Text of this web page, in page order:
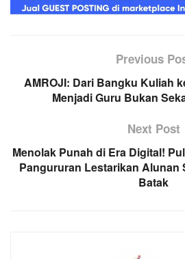
Previous
AMROJI: Dari Bangku Kuliah
Menjadi Guru Bukan
Next Post
Menolak Punah di Era Digital!
Pangururan Lestarikan Alunan
Batak